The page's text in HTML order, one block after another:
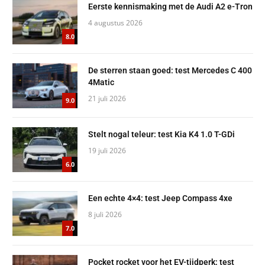
8.0
Eerste kennismaking met de Audi A2 e-Tron
4 augustus 2026
9.0
De sterren staan goed: test Mercedes C 400
4Matic
21 juli 2026
6.0
Stelt nogal teleur: test Kia K4 1.0 T-GDi
19 juli 2026
7.0
Een echte 4×4: test Jeep Compass 4xe
8 juli 2026
Pocket rocket voor het EV-tijdperk: test